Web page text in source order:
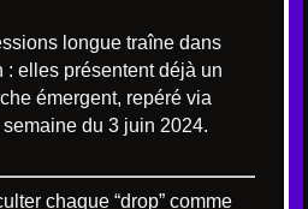
longue traîne dans
: elles présentent déjà un
émergent, repéré via
du 3 juin 2024.
chaque “drop” comme